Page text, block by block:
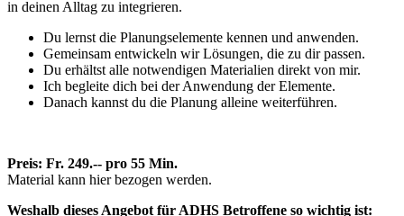
in deinen Alltag zu integrieren.
Du lernst die Planungselemente kennen und anwenden.
Gemeinsam entwickeln wir Lösungen, die zu dir passen.
Du erhältst alle notwendigen Materialien direkt von mir.
Ich begleite dich bei der Anwendung der Elemente.
Danach kannst du die Planung alleine weiterführen.
Preis: Fr. 249.-- pro 55 Min.
Material kann hier bezogen werden.
Weshalb dieses Angebot für ADHS Betroffene so wichtig ist: